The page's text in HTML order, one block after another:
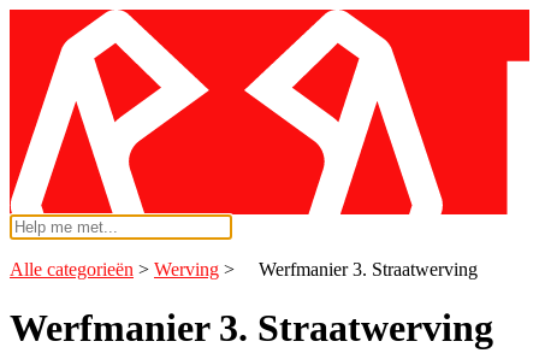
Alle categorieën ​ > ​ ​Werving ​ > ​ Werfmanier 3. Straatwerving
Werfmanier 3. Straatwerving